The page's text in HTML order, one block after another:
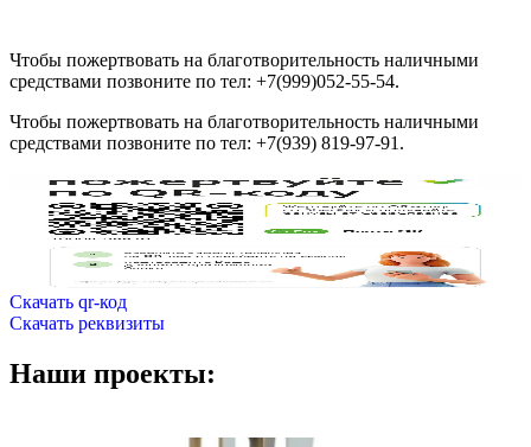
Чтобы пожертвовать на благотворительность наличными
средствами позвоните по тел: +7(999)052-55-54.
Чтобы пожертвовать на благотворительность наличными
средствами позвоните по тел: +7(939) 819-97-91.
Скачать qr-код
Скачать реквизиты
Наши проекты: